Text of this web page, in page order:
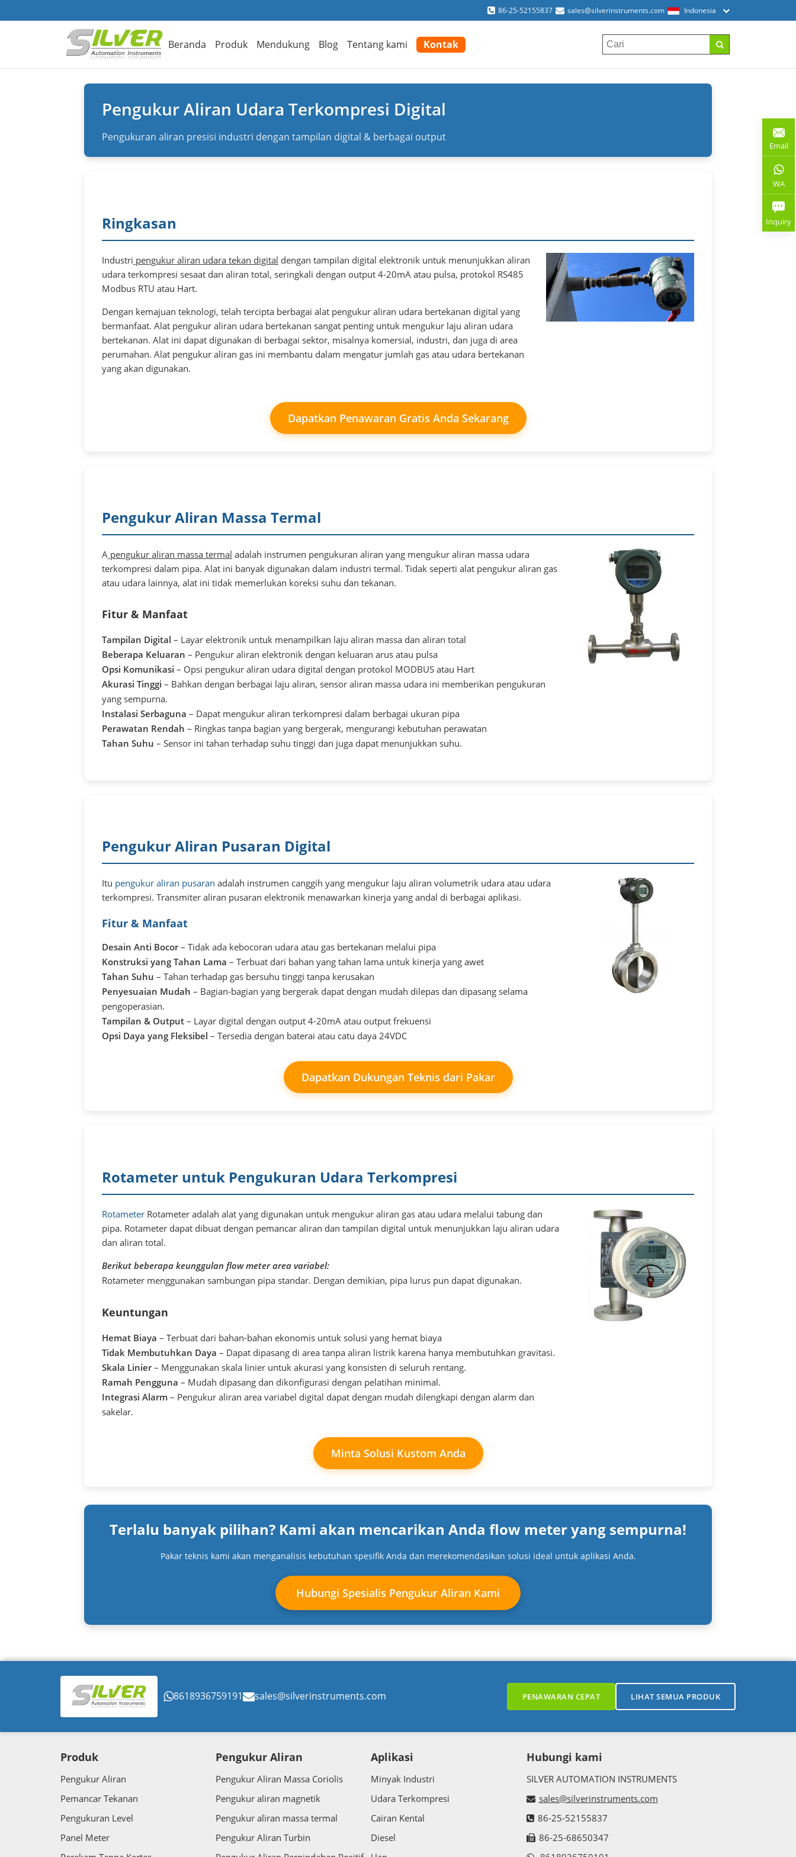
86-25-52155837 sales@silverinstruments.com Indonesia
Beranda Produk Mendukung Blog Tentang kami Kontak
Pengukur Aliran Udara Terkompresi Digital
Pengukuran aliran presisi industri dengan tampilan digital & berbagai output
Ringkasan
Industri pengukur aliran udara tekan digital dengan tampilan digital elektronik untuk menunjukkan aliran
udara terkompresi sesaat dan aliran total, seringkali dengan output 4-20mA atau pulsa, protokol RS485
Modbus RTU atau Hart.
Dengan kemajuan teknologi, telah tercipta berbagai alat pengukur aliran udara bertekanan digital yang
bermanfaat. Alat pengukur aliran udara bertekanan sangat penting untuk mengukur laju aliran udara
bertekanan. Alat ini dapat digunakan di berbagai sektor, misalnya komersial, industri, dan juga di area
perumahan. Alat pengukur aliran gas ini membantu dalam mengatur jumlah gas atau udara bertekanan
yang akan digunakan.
Dapatkan Penawaran Gratis Anda Sekarang
Pengukur Aliran Massa Termal
A pengukur aliran massa termal adalah instrumen pengukuran aliran yang mengukur aliran massa udara
terkompresi dalam pipa. Alat ini banyak digunakan dalam industri termal. Tidak seperti alat pengukur aliran gas
atau udara lainnya, alat ini tidak memerlukan koreksi suhu dan tekanan.
Fitur & Manfaat
Tampilan Digital – Layar elektronik untuk menampilkan laju aliran massa dan aliran total
Beberapa Keluaran – Pengukur aliran elektronik dengan keluaran arus atau pulsa
Opsi Komunikasi – Opsi pengukur aliran udara digital dengan protokol MODBUS atau Hart
Akurasi Tinggi – Bahkan dengan berbagai laju aliran, sensor aliran massa udara ini memberikan pengukuran
yang sempurna.
Instalasi Serbaguna – Dapat mengukur aliran terkompresi dalam berbagai ukuran pipa
Perawatan Rendah – Ringkas tanpa bagian yang bergerak, mengurangi kebutuhan perawatan
Tahan Suhu – Sensor ini tahan terhadap suhu tinggi dan juga dapat menunjukkan suhu.
Pengukur Aliran Pusaran Digital
Itu pengukur aliran pusaran adalah instrumen canggih yang mengukur laju aliran volumetrik udara atau udara
terkompresi. Transmiter aliran pusaran elektronik menawarkan kinerja yang andal di berbagai aplikasi.
Fitur & Manfaat
Desain Anti Bocor– Tidak ada kebocoran udara atau gas bertekanan melalui pipa
Konstruksi yang Tahan Lama – Terbuat dari bahan yang tahan lama untuk kinerja yang awet
Tahan Suhu – Tahan terhadap gas bersuhu tinggi tanpa kerusakan
Penyesuaian Mudah – Bagian-bagian yang bergerak dapat dengan mudah dilepas dan dipasang selama
pengoperasian.
Tampilan & Output – Layar digital dengan output 4-20mA atau output frekuensi
Opsi Daya yang Fleksibel – Tersedia dengan baterai atau catu daya 24VDC
Dapatkan Dukungan Teknis dari Pakar
Rotameter untuk Pengukuran Udara Terkompresi
Rotameter Rotameter adalah alat yang digunakan untuk mengukur aliran gas atau udara melalui tabung dan
pipa. Rotameter dapat dibuat dengan pemancar aliran dan tampilan digital untuk menunjukkan laju aliran udara
dan aliran total.
Berikut beberapa keunggulan flow meter area variabel:
Rotameter menggunakan sambungan pipa standar. Dengan demikian, pipa lurus pun dapat digunakan.
Keuntungan
Hemat Biaya – Terbuat dari bahan-bahan ekonomis untuk solusi yang hemat biaya
Tidak Membutuhkan Daya – Dapat dipasang di area tanpa aliran listrik karena hanya membutuhkan gravitasi.
Skala Linier– Menggunakan skala linier untuk akurasi yang konsisten di seluruh rentang.
Ramah Pengguna – Mudah dipasang dan dikonfigurasi dengan pelatihan minimal.
Integrasi Alarm – Pengukur aliran area variabel digital dapat dengan mudah dilengkapi dengan alarm dan
sakelar.
Minta Solusi Kustom Anda
Terlalu banyak pilihan? Kami akan mencarikan Anda flow meter yang sempurna!
Pakar teknis kami akan menganalisis kebutuhan spesifik Anda dan merekomendasikan solusi ideal untuk aplikasi Anda.
Hubungi Spesialis Pengukur Aliran Kami
8618936759191 sales@silverinstruments.com PENAWARAN CEPAT LIHAT SEMUA PRODUK
Produk
Pengukur Aliran
Pemancar Tekanan
Pengukuran Level
Panel Meter
Pengukur Aliran
Pengukur Aliran Massa Coriolis
Pengukur aliran magnetik
Pengukur aliran massa termal
Pengukur Aliran Turbin
Aplikasi
Minyak Industri
Udara Terkompresi
Cairan Kental
Diesel
Hubungi kami
SILVER AUTOMATION INSTRUMENTS
sales@silverinstruments.com
86-25-52155837
86-25-68650347
Email
WA
Inquiry